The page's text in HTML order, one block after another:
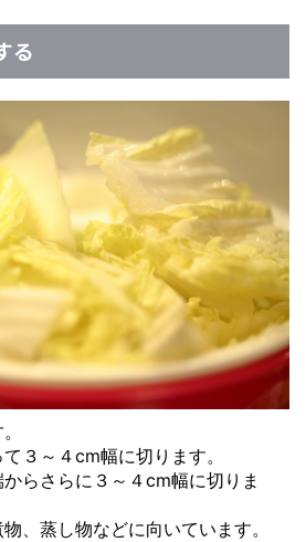
る
３～４cm幅に切ります。
らさらに３～４cm幅に切りま
、蒸し物などに向いています。